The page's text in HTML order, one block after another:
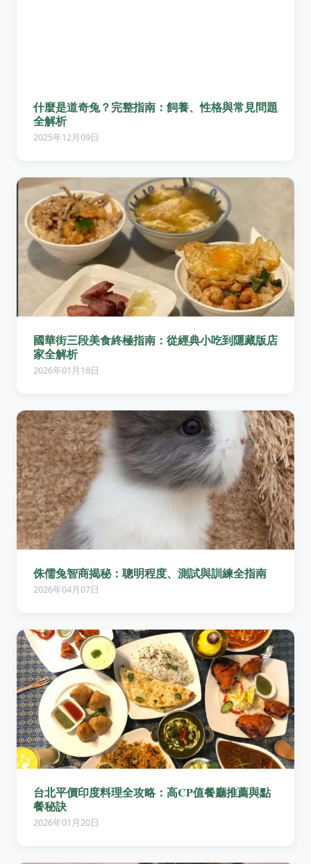
什麼是道奇兔？完整指南：飼養、性格與常見問題
全解析
2025年12月09日
國華街三段美食終極指南：從經典小吃到隱藏版店
家全解析
2026年01月18日
侏儒兔智商揭秘：聰明程度、測試與訓練全指南
2026年04月07日
台北平價印度料理全攻略：高CP值餐廳推薦與點
餐秘訣
2026年01月20日